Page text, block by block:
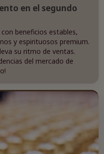
en el segundo
beneficios estables,
y espirituosos premium.
su ritmo de ventas.
del mercado de